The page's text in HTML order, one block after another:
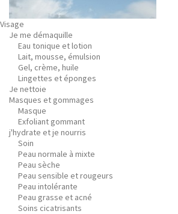
Visage
Je me démaquille
Eau tonique et lotion
Lait, mousse, émulsion
Gel, crème, huile
Lingettes et éponges
Je nettoie
Masques et gommages
Masque
Exfoliant gommant
j'hydrate et je nourris
Soin
Peau normale à mixte
Peau sèche
Peau sensible et rougeurs
Peau intolérante
Peau grasse et acné
Soins cicatrisants